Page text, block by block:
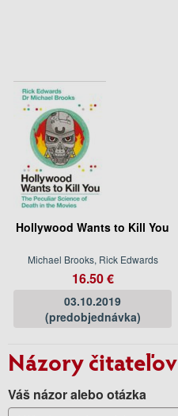
Hollywood Wants to Kill You
Michael Brooks, Rick Edwards
16.50 €
03.10.2019
(predobjednávka)
Názory čitateľov
Váš názor alebo otázka